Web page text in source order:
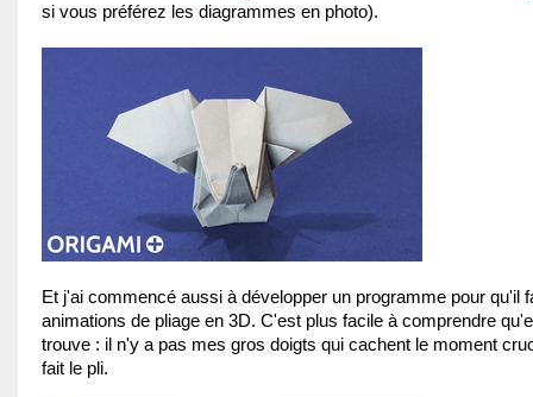
si vous préférez les diagrammes en photo).
Et j'ai commencé aussi à développer un programme pour qu'il
animations de pliage en 3D. C'est plus facile à comprendre
trouve : il n'y a pas mes gros doigts qui cachent le moment
fait le pli.